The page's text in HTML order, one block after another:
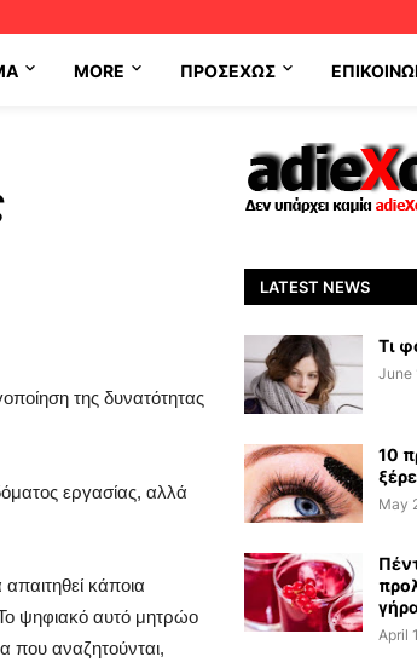
MORE ΠΡΟΣΕΧΩΣ
της δυνατότητας
εργασίας, αλλά
κάποια
ψηφιακό αυτό μητρώο
που αναζητούνται,
LATEST NEWS
Τι
June
10
May
April